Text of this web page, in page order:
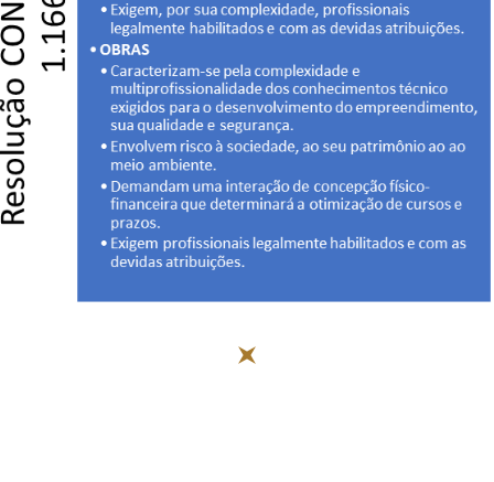
Zênite Online
Eventos presenciais
Zênite in Company
Diferenciais
PR CEP